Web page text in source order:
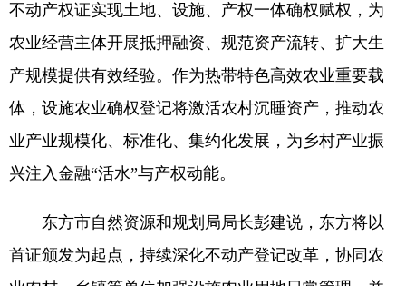
不动产权证实现土地、设施、产权一体确权赋权，为
农业经营主体开展抵押融资、规范资产流转、扩大生
产规模提供有效经验。作为热带特色高效农业重要载
体，设施农业确权登记将激活农村沉睡资产，推动农
业产业规模化、标准化、集约化发展，为乡村产业振
兴注入金融“活水”与产权动能。
东方市自然资源和规划局局长彭建说，东方将以
首证颁发为起点，持续深化不动产登记改革，协同农